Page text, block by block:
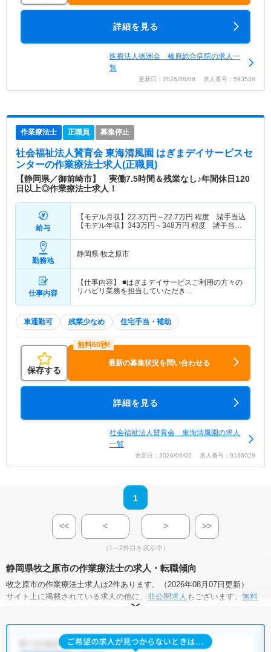
詳細を見る
医療法人徳洲会 榛原総合病院の求人一
覧
更新日：2026/08/06 求人番号：593536
作業療法士 正職員 募集停止
社会福祉法人賛育会 東海清風園 はぎまデイサービスセ
ンターの作業療法士求人(正職員)
【静岡県／御前崎市】 実働7.5時間＆残業なし♪年間休日120
日以上◎作業療法士求人！
給与
【モデル月収】 22.3万円～22.7万円 程度 諸手当込
【モデル年収】 343万円～348万円 程度 諸手当・
勤務地
静岡県 牧之原市
仕事内容
【仕事内容】 ■はぎまデイサービスご利用の方々の
リハビリ業務を担当していただき…
車通勤可 残業少なめ 住宅手当・補助
保存する
最新の募集状況を問い合わせる
詳細を見る
社会福祉法人賛育会 東海清風園の求人
一覧
更新日：2026/06/02 求人番号：9136028
1
<< < > >>
（1～2件目を表示中）
静岡県牧之原市の作業療法士の求人・転職傾向
牧之原市の作業療法士求人は2件あります。（2026年08月07日更新）
サイト上に掲載されている求人の他に、 非公開求人 もございます。 無料
にお申し込みいただくと、全求人からご希望条件に合
牧之原市の作業療法士求人では以下のような条件が人気です。